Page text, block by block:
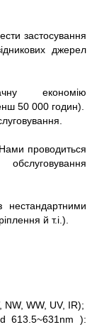
застосування
джерел
економію
50 000 годин).
проводиться
нестандартними
й т.і.).
NW, WW, UV, IR);
613.5~631nm ):